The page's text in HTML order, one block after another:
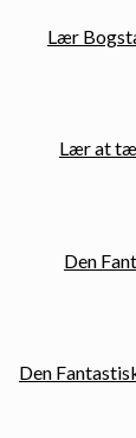
Lær
Lær at
Den
Den